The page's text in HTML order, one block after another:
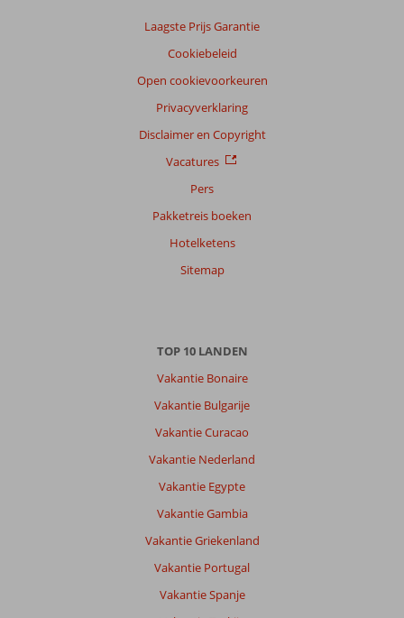
Laagste Prijs Garantie
Cookiebeleid
Open cookievoorkeuren
Privacyverklaring
Disclaimer en Copyright
Vacatures
Pers
Pakketreis boeken
Hotelketens
Sitemap
TOP 10 LANDEN
Vakantie Bonaire
Vakantie Bulgarije
Vakantie Curacao
Vakantie Nederland
Vakantie Egypte
Vakantie Gambia
Vakantie Griekenland
Vakantie Portugal
Vakantie Spanje